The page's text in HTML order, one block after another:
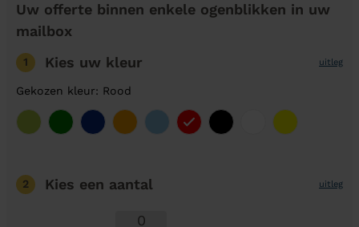
Uw offerte binnen enkele ogenblikken in uw
mailbox
1 Kies uw kleur uitleg
Gekozen kleur: Rood
2 Kies een aantal uitleg